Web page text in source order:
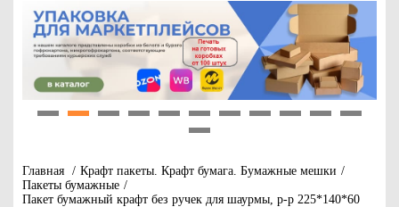
Главная / Крафт пакеты. Крафт бумага. Бумажные мешки /
Пакеты бумажные /
Пакет бумажный крафт без ручек для шаурмы, р-р 225*140*60